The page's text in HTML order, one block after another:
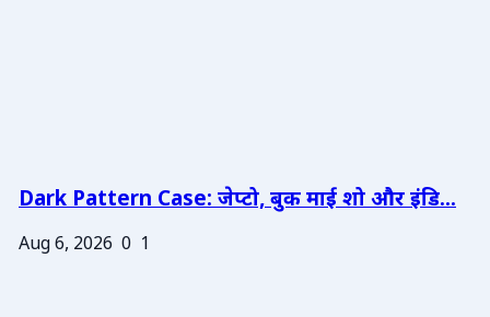
Dark Pattern Case: जेप्टो, बुक माई शो और इंडि...
Aug 6, 2026 0 1